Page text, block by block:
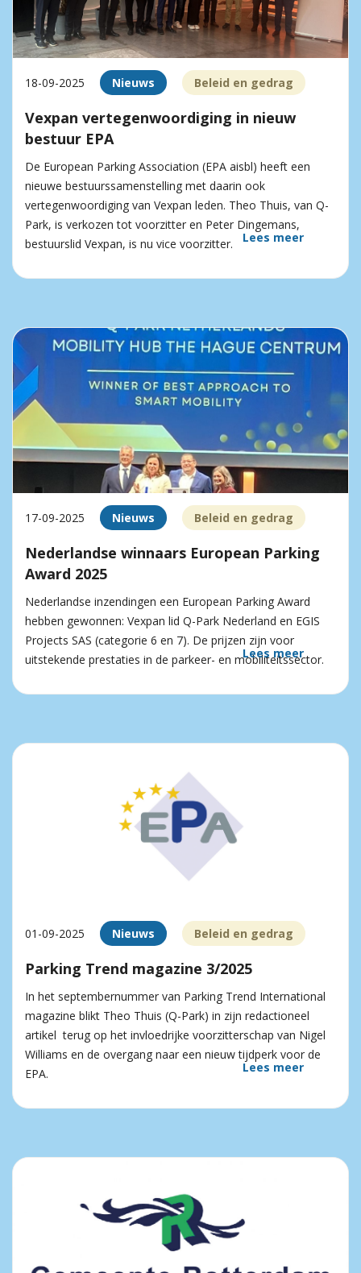
18-09-2025 Nieuws Beleid en gedrag
Vexpan vertegenwoordiging in nieuw
bestuur EPA
De European Parking Association (EPA aisbl) heeft een
nieuwe bestuurssamenstelling met daarin ook
vertegenwoordiging van Vexpan leden. Theo Thuis, van Q-
Park, is verkozen tot voorzitter en Peter Dingemans,
bestuurslid Vexpan, is nu vice voorzitter.
Lees meer
17-09-2025 Nieuws Beleid en gedrag
Nederlandse winnaars European Parking
Award 2025
Nederlandse inzendingen een European Parking Award
hebben gewonnen: Vexpan lid Q-Park Nederland en EGIS
Projects SAS (categorie 6 en 7). De prijzen zijn voor
uitstekende prestaties in de parkeer- en mobiliteitssector.
Lees meer
01-09-2025 Nieuws Beleid en gedrag
Parking Trend magazine 3/2025
In het septembernummer van Parking Trend International
magazine blikt Theo Thuis (Q-Park) in zijn redactioneel
artikel terug op het invloedrijke voorzitterschap van Nigel
Williams en de overgang naar een nieuw tijdperk voor de
EPA.
Lees meer